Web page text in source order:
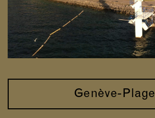
Genève-Plage